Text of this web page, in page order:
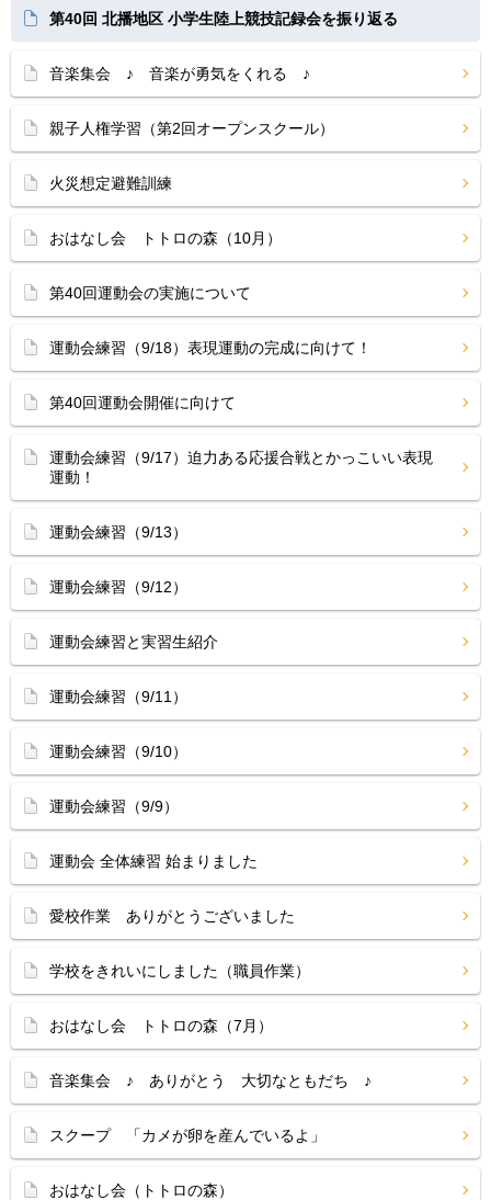
第40回 北播地区 小学生陸上競技記録会を振り返る
音楽集会 ♪ 音楽が勇気をくれる ♪
親子人権学習（第2回オープンスクール）
火災想定避難訓練
おはなし会 トトロの森（10月）
第40回運動会の実施について
運動会練習（9/18）表現運動の完成に向けて！
第40回運動会開催に向けて
運動会練習（9/17）迫力ある応援合戦とかっこいい表現
運動！
運動会練習（9/13）
運動会練習（9/12）
運動会練習と実習生紹介
運動会練習（9/11）
運動会練習（9/10）
運動会練習（9/9）
運動会 全体練習 始まりました
愛校作業 ありがとうございました
学校をきれいにしました（職員作業）
おはなし会 トトロの森（7月）
音楽集会 ♪ ありがとう 大切なともだち ♪
スクープ 「カメが卵を産んでいるよ」
おはなし会（トトロの森）